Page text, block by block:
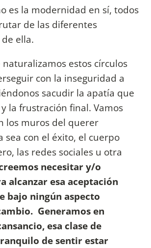
es la modernidad en sí, todos
de las diferentes
ella.
estos círculos
con la inseguridad a
sacudir la apatía que
la frustración final. Vamos
los muros del querer
sea con el éxito, el cuerpo
las redes sociales u otra
necesitar y/o
alcanzar esa aceptación
bajo ningún aspecto
Generamos en
esa clase de
de sentir estar